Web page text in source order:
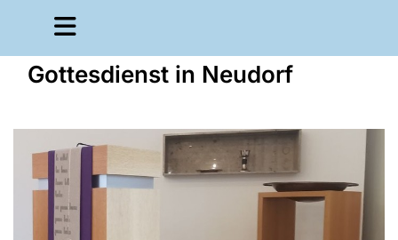
Gottesdienst in Neudorf